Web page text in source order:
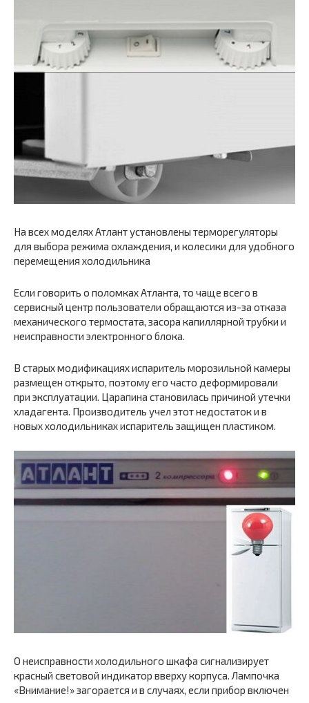
На всех моделях Атлант установлены терморегуляторы
для выбора режима охлаждения, и колесики для удобного
перемещения холодильника
Если говорить о поломках Атланта, то чаще всего в
сервисный центр пользователи обращаются из-за отказа
механического термостата, засора капиллярной трубки и
неисправности электронного блока.
В старых модификациях испаритель морозильной камеры
размещен открыто, поэтому его часто деформировали
при эксплуатации. Царапина становилась причиной утечки
хладагента. Производитель учел этот недостаток и в
новых холодильниках испаритель защищен пластиком.
О неисправности холодильного шкафа сигнализирует
красный световой индикатор вверху корпуса. Лампочка
«Внимание!» загорается и в случаях, если прибор включен